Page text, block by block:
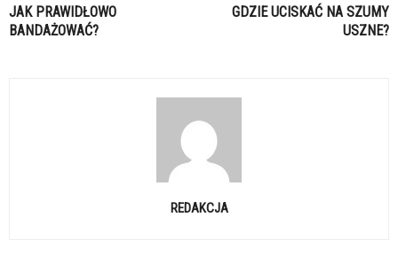
JAK PRAWIDŁOWO
BANDAŻOWAĆ?
GDZIE UCISKAĆ NA SZUMY
USZNE?
REDAKCJA